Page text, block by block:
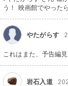
う！ 映画館でやった
やたがらす
これはまた、予告編
岩石入道